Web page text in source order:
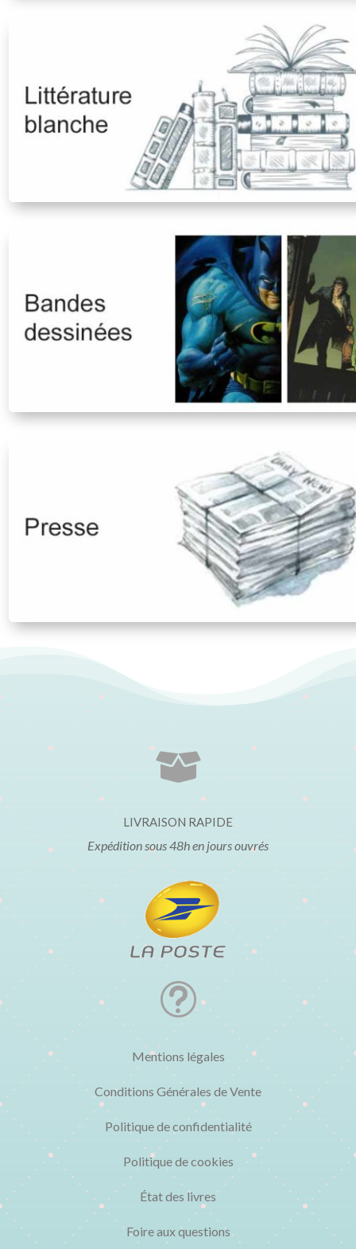

LIVRAISON RAPIDE
Expédition sous 48h en jours ouvrés
t
Mentions légales
Conditions Générales de Vente
Politique de confidentialité
Politique de cookies
État des livres
Foire aux questions